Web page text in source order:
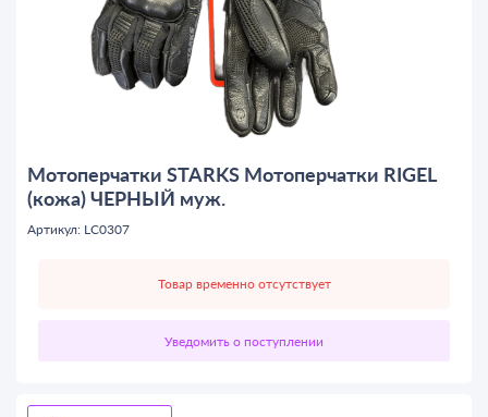
Мотоперчатки STARKS Мотоперчатки RIGEL
(кожа) ЧЕРНЫЙ муж.
Артикул: LC0307
Товар временно отсутствует
Уведомить о поступлении